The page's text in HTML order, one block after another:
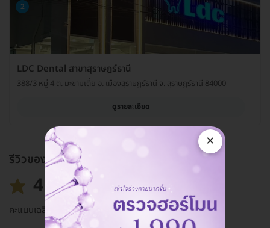
2
LDC Dental สาขาสุราษฎร์ธานี
388/3 หมู่ 4 ต. มะขามเตี้ย อ. เมืองสุราษฎร์ธานี จ. สุราษฎร์ธานี 84000
ดูรายละเอียด
รีวิวของแพ็กเกจ
4.8
คะแนนเฉลี่ย
×